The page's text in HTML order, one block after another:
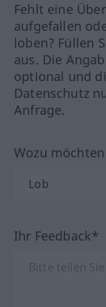
Fehlt eine
aufgefallen
loben? Füllen
aus. Die
optional und
Datenschutz
Anfrage.
Wozu
Ihr Feedback*